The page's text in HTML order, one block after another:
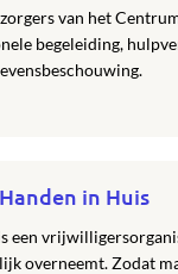
van het
begeleiding,
in Huis
een
overneemt. Zodat